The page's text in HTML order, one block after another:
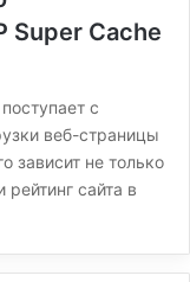
Super Cache
с
веб-страницы
зависит не только
рейтинг сайта в